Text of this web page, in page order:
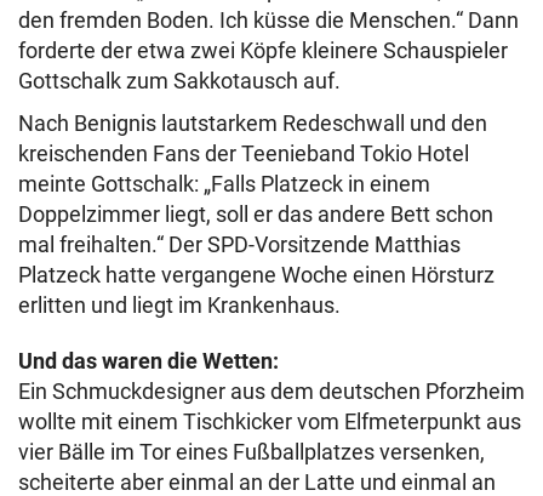
den fremden Boden. Ich küsse die Menschen.“ Dann
forderte der etwa zwei Köpfe kleinere Schauspieler
Gottschalk zum Sakkotausch auf.
Nach Benignis lautstarkem Redeschwall und den
kreischenden Fans der Teenieband Tokio Hotel
meinte Gottschalk: „Falls Platzeck in einem
Doppelzimmer liegt, soll er das andere Bett schon
mal freihalten.“ Der SPD-Vorsitzende Matthias
Platzeck hatte vergangene Woche einen Hörsturz
erlitten und liegt im Krankenhaus.
Und das waren die Wetten:
Ein Schmuckdesigner aus dem deutschen Pforzheim
wollte mit einem Tischkicker vom Elfmeterpunkt aus
vier Bälle im Tor eines Fußballplatzes versenken,
scheiterte aber einmal an der Latte und einmal an